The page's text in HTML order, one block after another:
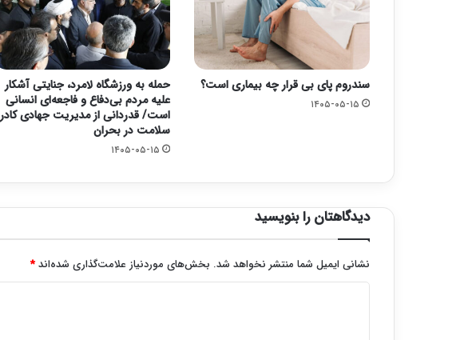
سندروم پای بی قرار چه بیماری است؟
۱۴۰۵-۰۵-۱۵
حمله به ورزشگاه لامرد، جنایتی آشکار
علیه مردم بی‌دفاع و فاجعه‌ای انسانی
است/ قدردانی از مدیریت جهادی کادر
سلامت در بحران
۱۴۰۵-۰۵-۱۵
دیدگاهتان را بنویسید
نشانی ایمیل شما منتشر نخواهد شد. بخش‌های موردنیاز علامت‌گذاری شده‌اند*